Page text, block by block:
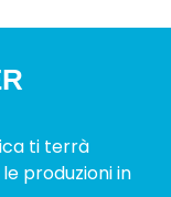
ti terrà
produzioni in